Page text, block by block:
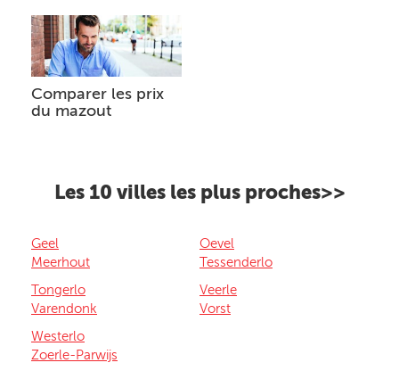
Comparer les prix
du mazout
Les 10 villes les plus proches>>
Geel
Meerhout
Oevel
Tessenderlo
Tongerlo
Varendonk
Veerle
Vorst
Westerlo
Zoerle-Parwijs